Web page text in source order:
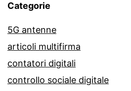
Categorie
5G antenne
articoli multifirma
contatori digitali
controllo sociale digitale